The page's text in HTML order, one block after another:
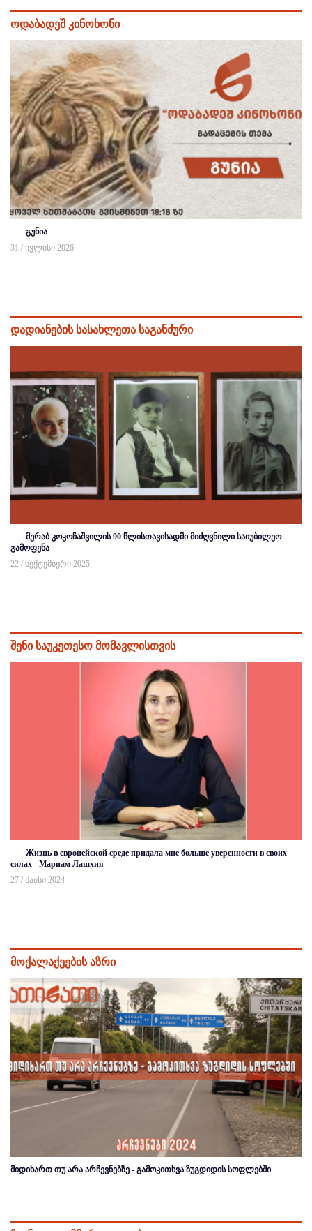
ოდაბადეშ კინოხონი
გუნია
31 / ივლისი 2026
დადიანების სასახლეთა საგანძური
მერაბ კოკოჩაშვილის 90 წლისთავისადმი მიძღვნილი საიუბილეო
გამოფენა
22 / სექტემბერი 2025
შენი საუკეთესო მომავლისთვის
Жизнь в европейской среде придала мне больше уверенности в своих
силах - Мариам Лашхия
27 / მაისი 2024
მოქალაქეების აზრი
მიდიხართ თუ არა არჩევნებზე - გამოკითხვა ზუგდიდის სოფლებში